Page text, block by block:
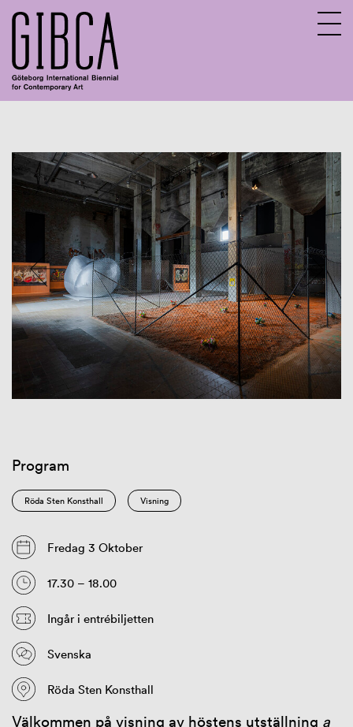
Aktuella program
Digitalt program
Tidigare program
Barn och unga
Program
Röda Sten Konsthall Visning
Fredag 3 Oktober
17.30 – 18.00
Ingår i entrébiljetten
Svenska
Röda Sten Konsthall
Välkommen på visning av höstens utställning a